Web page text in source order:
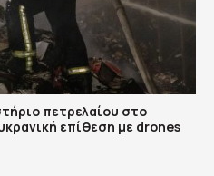
πετρελαίου στο
επίθεση με drones